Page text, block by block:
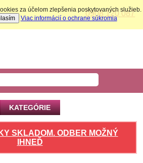
0908 120 087
KATEGÓRIE
SKLADOM. ODBER MOŽNÝ
IHNEĎ
za účelom zlepšenia poskytovaných služieb.
Viac informácií o ochrane súkromia